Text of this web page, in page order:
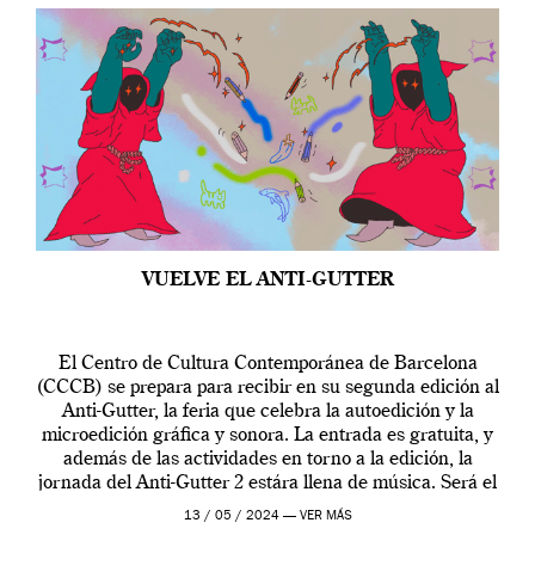
VUELVE EL ANTI-GUTTER
El Centro de Cultura Contemporánea de Barcelona
(CCCB) se prepara para recibir en su segunda edición al
Anti-Gutter, la feria que celebra la autoedición y la
microedición gráfica y sonora. La entrada es gratuita, y
además de las actividades en torno a la edición, la
jornada del Anti-Gutter 2 estára llena de música. Será el
[…]
13 / 05 / 2024 — VER MÁS